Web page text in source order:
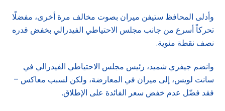
وأدلى المحافظ ستيفن ميران بصوت مخالف مرة أخرى، مفضلًا
تحركاً أسرع من جانب مجلس الاحتياطي الفيدرالي بخفض قدره
نصف نقطة مئوية.
وانضم جيفري شميد، رئيس مجلس الاحتياطي الفيدرالي في
سانت لويس، إلى ميران في المعارضة، ولكن لسبب معاكس –
فقد فضّل عدم خفض سعر الفائدة على الإطلاق.